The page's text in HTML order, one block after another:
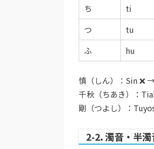
ち ti
つ
tu
ふ
hu
慎（しん）：Sin ❌
千秋（ちあき）：
剛（つよし）：
2-2. 濁音・半濁